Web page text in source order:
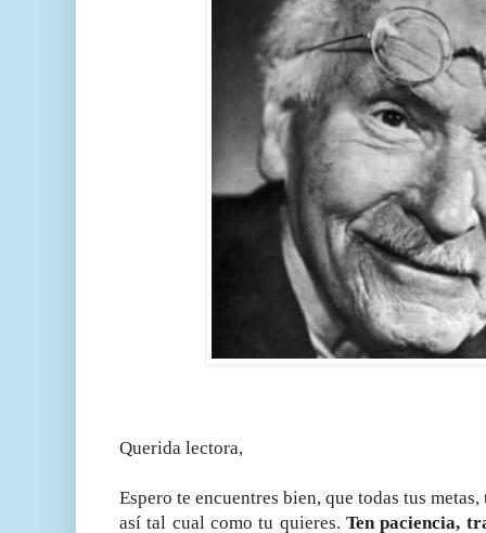
Querida lectora,
Espero te encuentres bien, que todas tus
así tal cual como tu quieres. Ten paciencia,